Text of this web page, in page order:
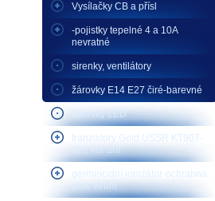
Vysílačky CB a přísl
-pojistky tepelné 4 a 10A
nevratné
sirenky, ventilátory
žárovky E14 E27 čiré-barevné
žárovky LED
tranzistory Gold USSR KT907-
922 vhf-uhf
germiocidní ionizátor-ochrabna
proti virům